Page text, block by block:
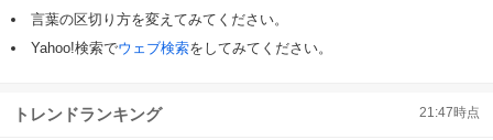
言葉の区切り方を変えてみてください。
Yahoo!検索でウェブ検索をしてみてください。
トレンドランキング 21:47時点